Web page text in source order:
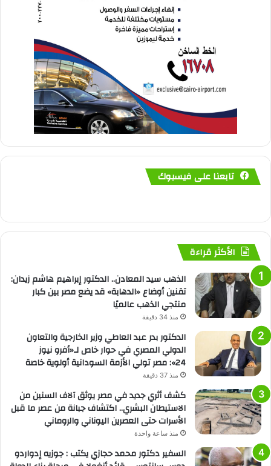
تابعنا على فيسبوك
الأكثر قراءة
الذهب سيد المعادن.. الدكتور إبراهيم هاشم زيدان:
تقنين أوضاع «الدهابة» قد يضع مصر بين كبار
منتجي الذهب عالميًا
منذ 34 دقيقة
الدكتور بدر عبد العاطي وزير الخارجية والتعاون
الدولي المصري في حوار خاص لـ«أفرو نيوز
24»: مصر تولي الأزمة السودانية أولوية خاصة
منذ 37 دقيقة
كشف أثري جديد في مصر يوثق آلاف السنين من
الاستيطان البشري.. اكتشاف جبانة من عصر ما قبل
الأسرات حتى العصرين اليوناني والروماني
منذ ساعة واحدة
السفير دكتور محمد حجازي يكتب : جوزيه إدواردو